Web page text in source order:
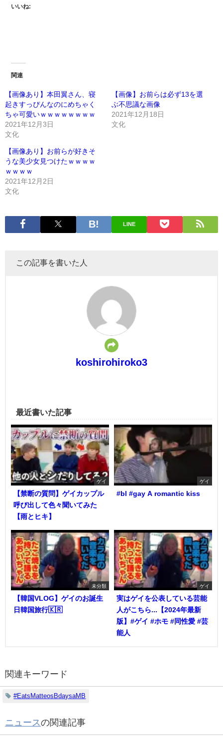
いいね:
関連
【画像あり】本田翼さん、寝
起きすっぴんなのにめちゃく
ちゃ可愛いｗｗｗｗｗｗｗｗ
2021年12月3日
文化
【画像】お前らは必ず13を選
ぶ不思議な画像
2021年12月18日
文化
【画像あり】お前らが好きそ
うな美少女見つけたｗｗｗｗ
ｗｗｗｗ
2021年12月2日
文化
LINE
この記事を書いた人
koshirohiroko3
最近書いた記事
ゲイ
【禁断の質問】ゲイカップル
呼び出して色々聞いてみた
【雨とヒキ】
ゲイ
#bl #gay A romantic kiss
未分類
【韓国VLOG】ゲイのお誕生
日韓国旅行🇰🇷
ゲイ
実はゲイを公表している芸能
人がこちら...【2024年最新
版】#ゲイ #ホモ #同性愛 #芸
能人
関連キーワード
#EatsMatteosBdaysaMB
ニュースの関連記事